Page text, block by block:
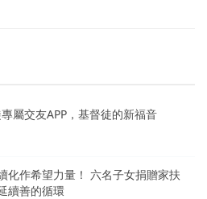
屬交友APP，基督徒的新福音
化作希望力量！ 六名子女捐贈家扶
續善的循環